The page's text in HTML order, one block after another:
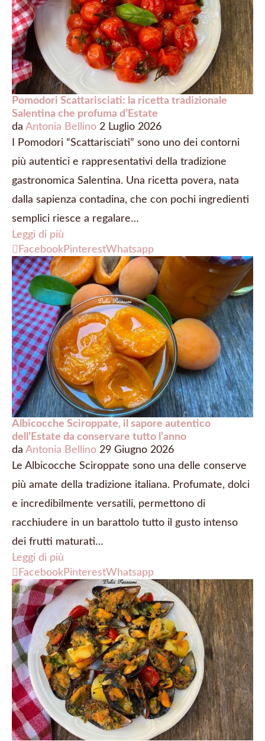
Pomodori Scattarisciati: la ricetta tradizionale
Salentina che profuma d’Estate
da Antonia Bellino 2 Luglio 2026
I Pomodori “Scattarisciati” sono uno dei contorni
più autentici e rappresentativi della tradizione
gastronomica Salentina. Una ricetta povera, nata
dalla sapienza contadina, che con pochi ingredienti
semplici riesce a regalare…
Leggi di più
FacebookPinterestWhatsapp
Albicocche Sciroppate, il sapore autentico
dell’Estate da conservare tutto l’anno
da Antonia Bellino 29 Giugno 2026
Le Albicocche Sciroppate sono una delle conserve
più amate della tradizione italiana. Profumate, dolci
e incredibilmente versatili, permettono di
racchiudere in un barattolo tutto il gusto intenso
dei frutti maturati…
Leggi di più
FacebookPinterestWhatsapp